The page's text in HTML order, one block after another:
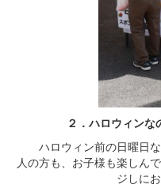
２．ハロウィンな
ハロウィン前の日曜日
人の方も、お子様も楽しん
ジしに